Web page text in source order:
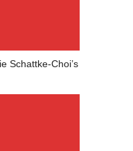
Schattke-Choi’s